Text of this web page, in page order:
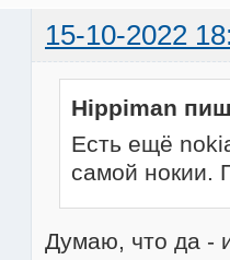
15-10-2022
Hippiman
Есть ещё
самой нокии.
Думаю, что да -